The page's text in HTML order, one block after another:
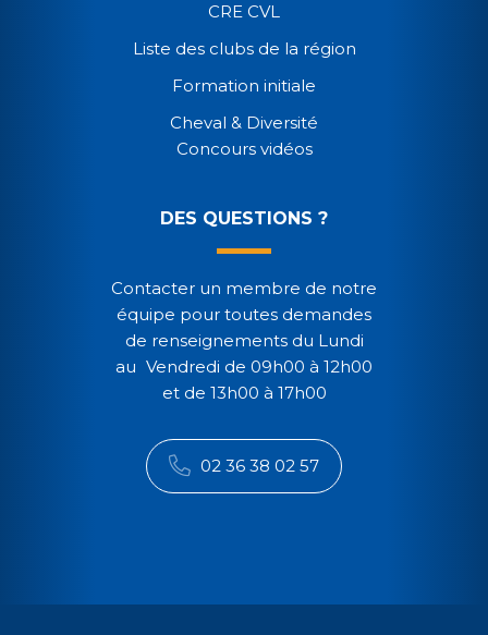
CRE CVL
Liste des clubs de la région
Formation initiale
Cheval & Diversité
Concours vidéos
DES QUESTIONS ?
Contacter un membre de notre
équipe pour toutes demandes
de renseignements du Lundi
au Vendredi de 09h00 à 12h00
et de 13h00 à 17h00
02 36 38 02 57